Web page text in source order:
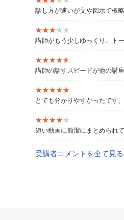
話し方が速いが文や図示で概
★★★★★
★★★★★
講師がもう少しゆっくり、ト
★★★★★
★★★★★
講師の話すスピードが他の講
★★★★★
★★★★★
とても分かりやすかったです。
★★★★★
★★★★★
短い動画に簡潔にまとめられ
受講者コメントを全て見る